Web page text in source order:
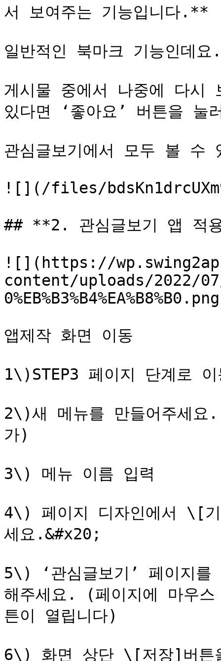
서 보여주는 기능입니다.**
일반적인 북마크 기능인데요.
게시물 중에서 나중에 다
있다면 ‘좋아요’ 버튼을 눌
관심글보기에서 모두 볼 수
![](/files/
## **2. 관심글보기 앱 적
![](https://
content/uploads/2022/07/
앱제작 화면 이동
1\)STEP3 페이지 단계로 이
2\)새 메뉴를 만들어주세
가)
3\) 메뉴 이름 입력
4\) 페이지 디자인에서 \[
세요.&#x20;
5\) ‘관심글보기’ 페이지
해주세요. (페이지에 마우
튼이 열립니다)
6\) 화면 상단 \[저장]버튼